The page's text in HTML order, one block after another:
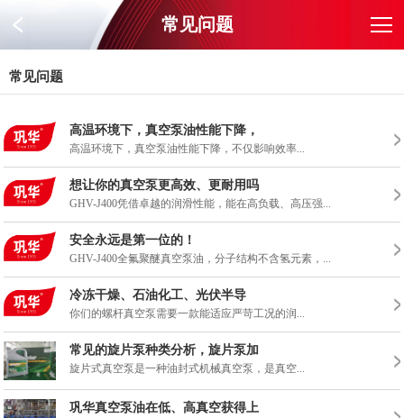
常见问题
常见问题
高温环境下，真空泵油性能下降，
高温环境下，真空泵油性能下降，不仅影响效率...
想让你的真空泵更高效、更耐用吗
GHV-J400凭借卓越的润滑性能，能在高负载、高压强...
安全永远是第一位的！
GHV-J400全氟聚醚真空泵油，分子结构不含氢元素，...
冷冻干燥、石油化工、光伏半导
你们的螺杆真空泵需要一款能适应严苛工况的润...
常见的旋片泵种类分析，旋片泵加
旋片式真空泵是一种油封式机械真空泵，是真空...
巩华真空泵油在低、高真空获得上